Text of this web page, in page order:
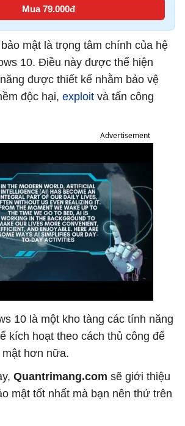
Mua 79.000đ
mật là trọng tâm chính của hệ
10. Điều này được thể hiện
được thiết kế nhằm bảo vệ
độc hại, exploit và tấn công
Advertisement
10 là một kho tàng các tính năng
kích hoạt theo cách thủ công để
hơn nữa.
Quantrimang.com sẽ giới thiệu
mật tốt nhất mà bạn nên thử trên